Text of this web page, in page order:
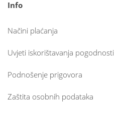
Info
Načini plaćanja
Uvjeti iskorištavanja pogodnosti
Podnošenje prigovora
Zaštita osobnih podataka